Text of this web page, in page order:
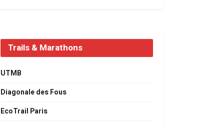
Trails & Marathons
UTMB
Diagonale des Fous
EcoTrail Paris